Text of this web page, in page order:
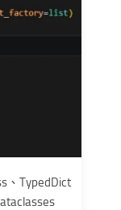
、TypedDict